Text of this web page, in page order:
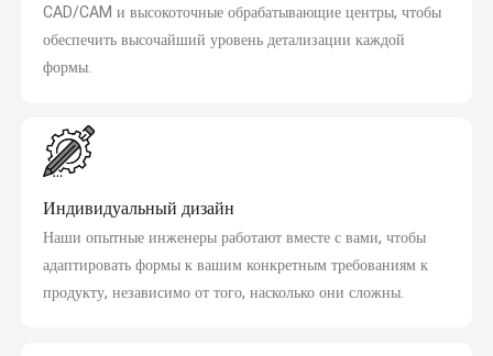
CAD/CAM и высокоточные обрабатывающие центры, чтобы
обеспечить высочайший уровень детализации каждой
формы.
Индивидуальный дизайн
Наши опытные инженеры работают вместе с вами, чтобы
адаптировать формы к вашим конкретным требованиям к
продукту, независимо от того, насколько они сложны.